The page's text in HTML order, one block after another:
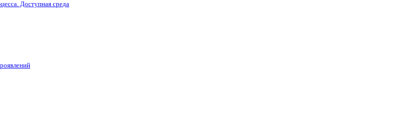
Доступная среда